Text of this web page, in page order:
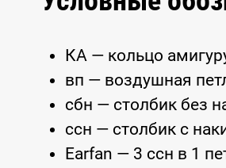
КА — кольцо
вп — воздушная
сбн — столбик без
ссн — столбик с
Earfan — 3 ссн в 1